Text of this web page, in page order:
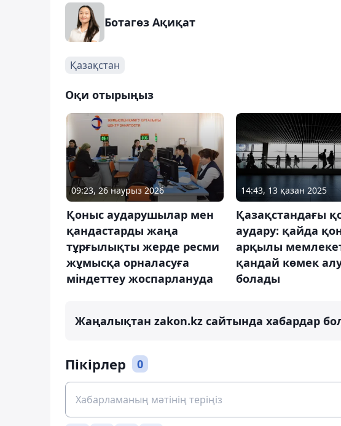
Ботагөз Ақиқат
Қазақстан
Оқи отырыңыз
09:23, 26 наурыз 2026
Қоныс аударушылар мен
қандастарды жаңа
тұрғылықты жерде ресми
жұмысқа орналасуға
міндеттеу жоспарлануда
14:43, 13 қазан 2025
Қазақстандағы
аудару: қайда
арқылы
қандай көмек
болады
Жаңалықтан zakon.kz сайтында хабардар
Пікірлер 0